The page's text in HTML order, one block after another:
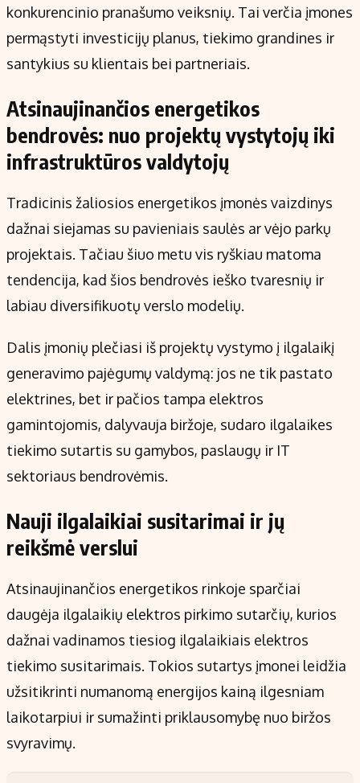
konkurencinio pranašumo veiksnių. Tai verčia įmones
permąstyti investicijų planus, tiekimo grandines ir
santykius su klientais bei partneriais.
Atsinaujinančios energetikos
bendrovės: nuo projektų vystytojų iki
infrastruktūros valdytojų
Tradicinis žaliosios energetikos įmonės vaizdinys
dažnai siejamas su pavieniais saulės ar vėjo parkų
projektais. Tačiau šiuo metu vis ryškiau matoma
tendencija, kad šios bendrovės ieško tvaresnių ir
labiau diversifikuotų verslo modelių.
Dalis įmonių plečiasi iš projektų vystymo į ilgalaikį
generavimo pajėgumų valdymą: jos ne tik pastato
elektrines, bet ir pačios tampa elektros
gamintojomis, dalyvauja biržoje, sudaro ilgalaikes
tiekimo sutartis su gamybos, paslaugų ir IT
sektoriaus bendrovėmis.
Nauji ilgalaikiai susitarimai ir jų
reikšmė verslui
Atsinaujinančios energetikos rinkoje sparčiai
daugėja ilgalaikių elektros pirkimo sutarčių, kurios
dažnai vadinamos tiesiog ilgalaikiais elektros
tiekimo susitarimais. Tokios sutartys įmonei leidžia
užsitikrinti numanomą energijos kainą ilgesniam
laikotarpiui ir sumažinti priklausomybę nuo biržos
svyravimų.